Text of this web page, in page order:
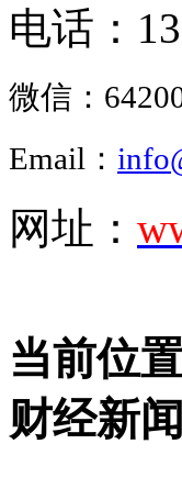
电话：
微信：
Email：
网址：
当前位置
财经新闻